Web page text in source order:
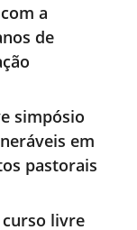
a
de
simpósio
em
pastorais
curso livre